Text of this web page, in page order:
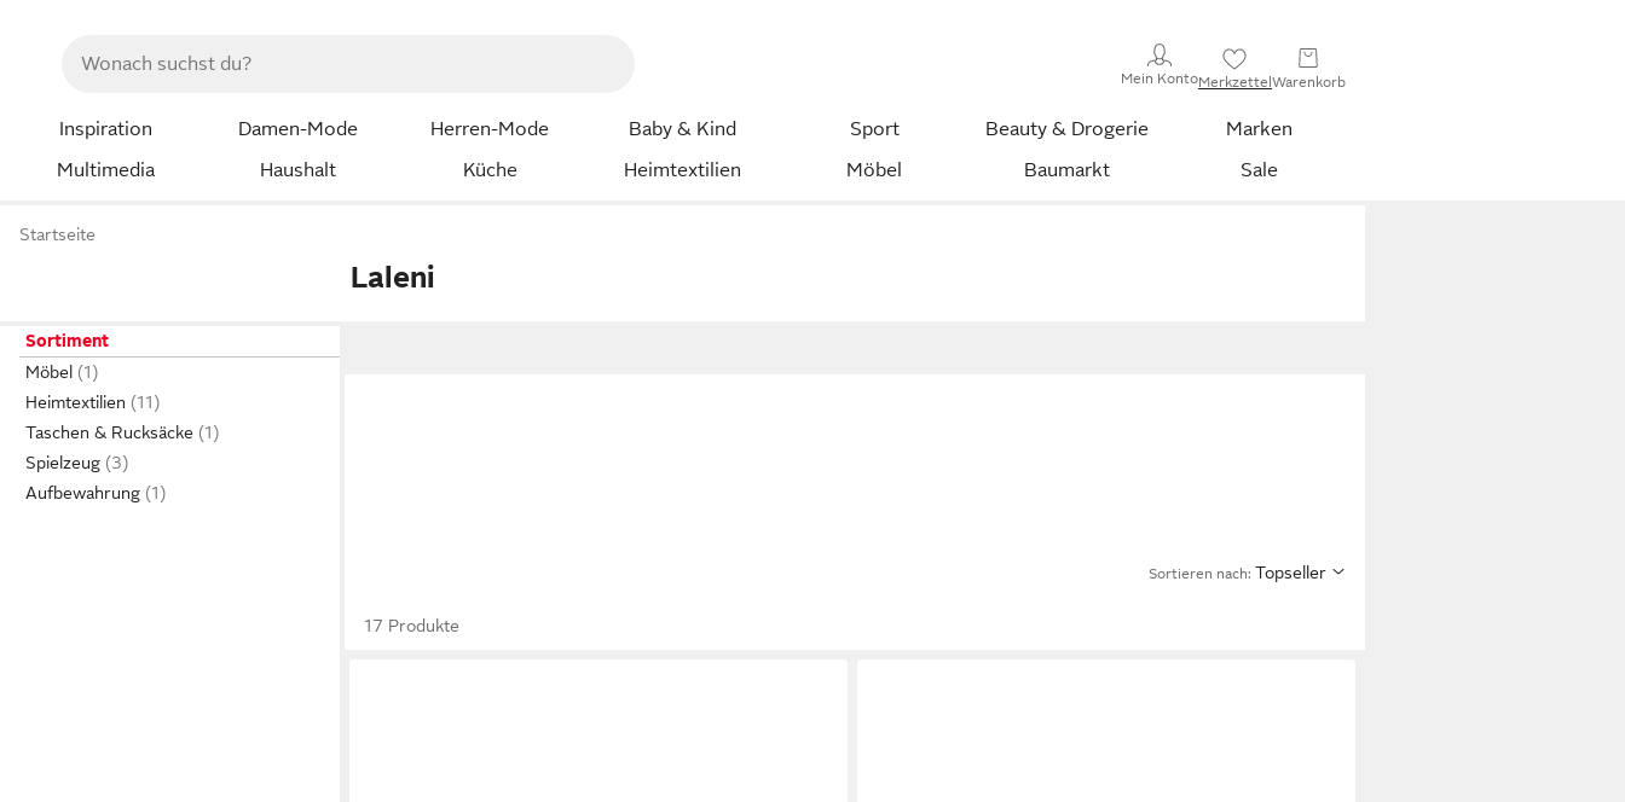
Mein KontoMerkzettelWarenkorb
Inspiration Damen-Mode Herren-Mode Baby & Kind Sport Beauty & Drogerie
Marken
Multimedia
Haushalt Küche Heimtextilien Möbel Baumarkt Sale
Startseite
Laleni
Sortiment
Möbel
Heimtextilien
Taschen & Rucksäcke
Spielzeug
Aufbewahrung
Sortieren nach: Topseller
17 Produkte